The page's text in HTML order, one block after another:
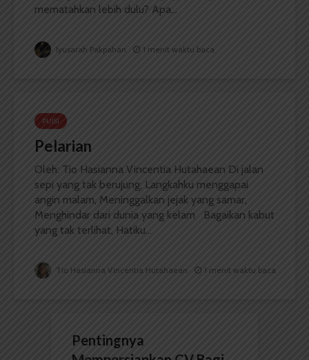
mematahkan lebih dulu? Apa...
Iyusarah Pakpahan 1 menit waktu baca
PUISI
Pelarian
Oleh: Tio Hasianna Vincentia Hutahaean Di jalan
sepi yang tak berujung, Langkahku menggapai
angin malam, Meninggalkan jejak yang samar,
Menghindar dari dunia yang kelam Bagaikan kabut
yang tak terlihat, Hatiku...
Tio Hasianna Vincentia Hutahaean 1 menit waktu baca
Pentingnya